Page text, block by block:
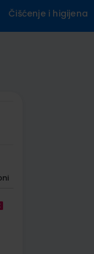
Čišćenje i higijena